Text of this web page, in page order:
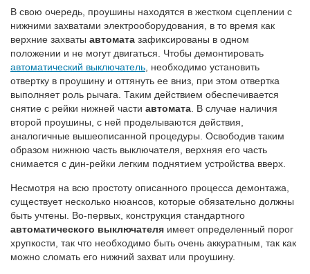
В свою очередь, проушины находятся в жестком сцеплении с
нижними захватами электрооборудования, в то время как
верхние захваты автомата зафиксированы в одном
положении и не могут двигаться. Чтобы демонтировать
автоматический выключатель , необходимо установить
отвертку в проушину и оттянуть ее вниз, при этом отвертка
выполняет роль рычага. Таким действием обеспечивается
снятие с рейки нижней части автомата . В случае наличия
второй проушины, с ней проделываются действия,
аналогичные вышеописанной процедуры. Освободив таким
образом нижнюю часть выключателя, верхняя его часть
снимается с дин-рейки легким поднятием устройства вверх.
Несмотря на всю простоту описанного процесса демонтажа,
существует несколько нюансов, которые обязательно должны
быть учтены. Во-первых, конструкция стандартного
автоматического выключателя имеет определенный порог
хрупкости, так что необходимо быть очень аккуратным, так как
можно сломать его нижний захват или проушину.